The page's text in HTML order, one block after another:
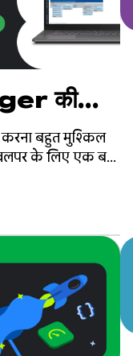
की
लाखों अहम
करना बहुत मुश्किल
के लिए एक बड़ी